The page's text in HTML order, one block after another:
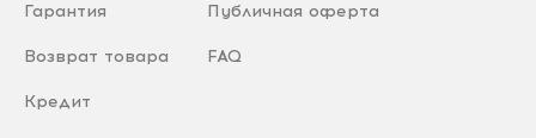
Гарантия
Возврат товара
Кредит
Публичная оферта
FAQ